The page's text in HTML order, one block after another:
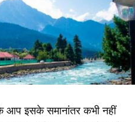
आप इसके समानांतर कभी नहीं